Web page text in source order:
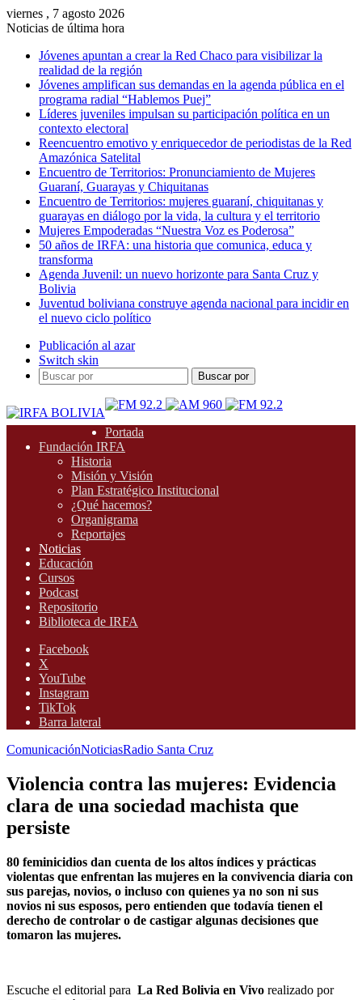
viernes , 7 agosto 2026
Noticias de última hora
Jóvenes apuntan a crear la Red Chaco para visibilizar la
realidad de la región
Jóvenes amplifican sus demandas en la agenda pública en el
programa radial “Hablemos Puej”
Líderes juveniles impulsan su participación política en un
contexto electoral
Reencuentro emotivo y enriquecedor de periodistas de la Red
Amazónica Satelital
Encuentro de Territorios: Pronunciamiento de Mujeres
Guaraní, Guarayas y Chiquitanas
Encuentro de Territorios: mujeres guaraní, chiquitanas y
guarayas en diálogo por la vida, la cultura y el territorio
Mujeres Empoderadas “Nuestra Voz es Poderosa”
50 años de IRFA: una historia que comunica, educa y
transforma
Agenda Juvenil: un nuevo horizonte para Santa Cruz y
Bolivia
Juventud boliviana construye agenda nacional para incidir en
el nuevo ciclo político
Publicación al azar
Switch skin
Buscar por
Portada
Fundación IRFA
Historia
Misión y Visión
Plan Estratégico Institucional
¿Qué hacemos?
Organigrama
Reportajes
Noticias
Educación
Cursos
Podcast
Repositorio
Biblioteca de IRFA
Facebook
X
YouTube
Instagram
TikTok
Barra lateral
ComunicaciónNoticiasRadio Santa Cruz
Violencia contra las mujeres: Evidencia
clara de una sociedad machista que
persiste
80 feminicidios dan cuenta de los altos índices y prácticas
violentas que enfrentan las mujeres en la convivencia diaria con
sus parejas, novios, o incluso con quienes ya no son ni sus
novios ni sus esposos, pero entienden que todavía tienen el
derecho de controlar o de castigar algunas decisiones que
tomaron las mujeres.
Escuche el editorial para La Red Bolivia en Vivo realizado por